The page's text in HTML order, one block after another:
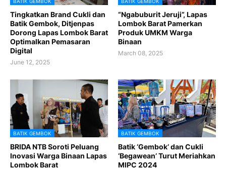
Tingkatkan Brand Cukli dan
Batik Gembok, Ditjenpas
Dorong Lapas Lombok Barat
Optimalkan Pemasaran
Digital
June 12, 2025
“Ngabuburit Jeruji”, Lapas
Lombok Barat Pamerkan
Produk UMKM Warga
Binaan
March 08, 2025
BATIK GEMBOK
BRIDA NTB Soroti Peluang
Inovasi Warga Binaan Lapas
Lombok Barat
BATIK GEMBOK
Batik ‘Gembok’ dan Cukli
‘Begawean’ Turut Meriahkan
MIPC 2024